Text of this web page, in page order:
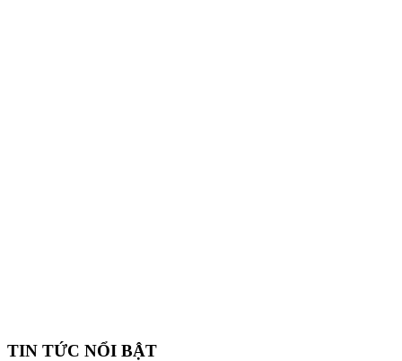
TIN TỨC NỔI BẬT